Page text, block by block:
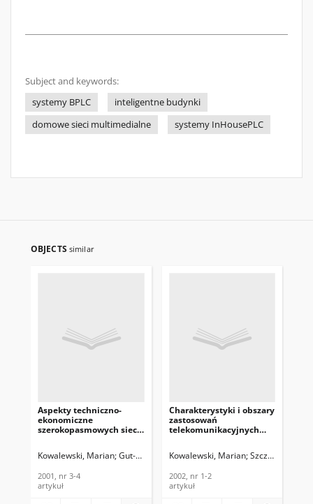
Subject and keywords:
systemy BPLC
inteligentne budynki
domowe sieci multimedialne
systemy InHousePLC
OBJECTS similar
Aspekty techniczno-
ekonomiczne
szerokopasmowych sieci
Techniki Informacyjne,
Kowalewski, Marian Gut-Mostowy, Henryk
2001, nr 3-4
artykuł
Charakterystyki i obszary
zastosowań
telekomunikacyjnych
Techniki Informacyjne,
Kowalewski, Marian Szczurek,
2002, nr 1-2
artykuł